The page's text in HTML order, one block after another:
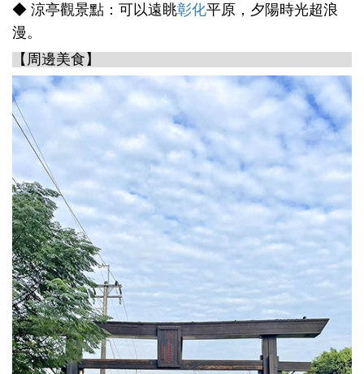
◆ 涼亭觀景點：可以遠眺彰化平原，夕陽時光超浪
漫。
【周邊美食】